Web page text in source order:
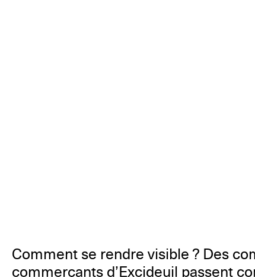
Comment se rendre visible ? Des
commerçants d’Excideuil passent